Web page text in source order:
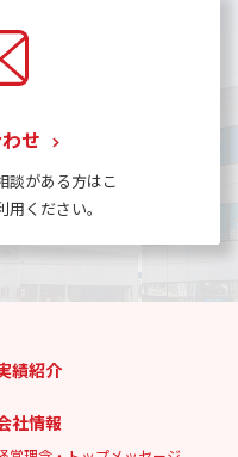
せ
談がある方はこ
ください。
績紹介
社情報